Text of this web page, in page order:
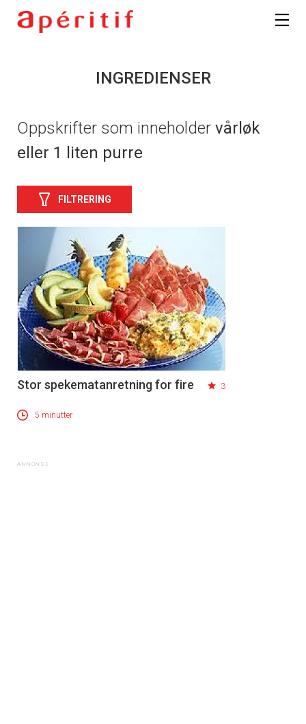
INGREDIENSER
Oppskrifter som inneholder vårløk
eller 1 liten purre
FILTRERING
Stor spekematanretning for fire 3
5 minutter